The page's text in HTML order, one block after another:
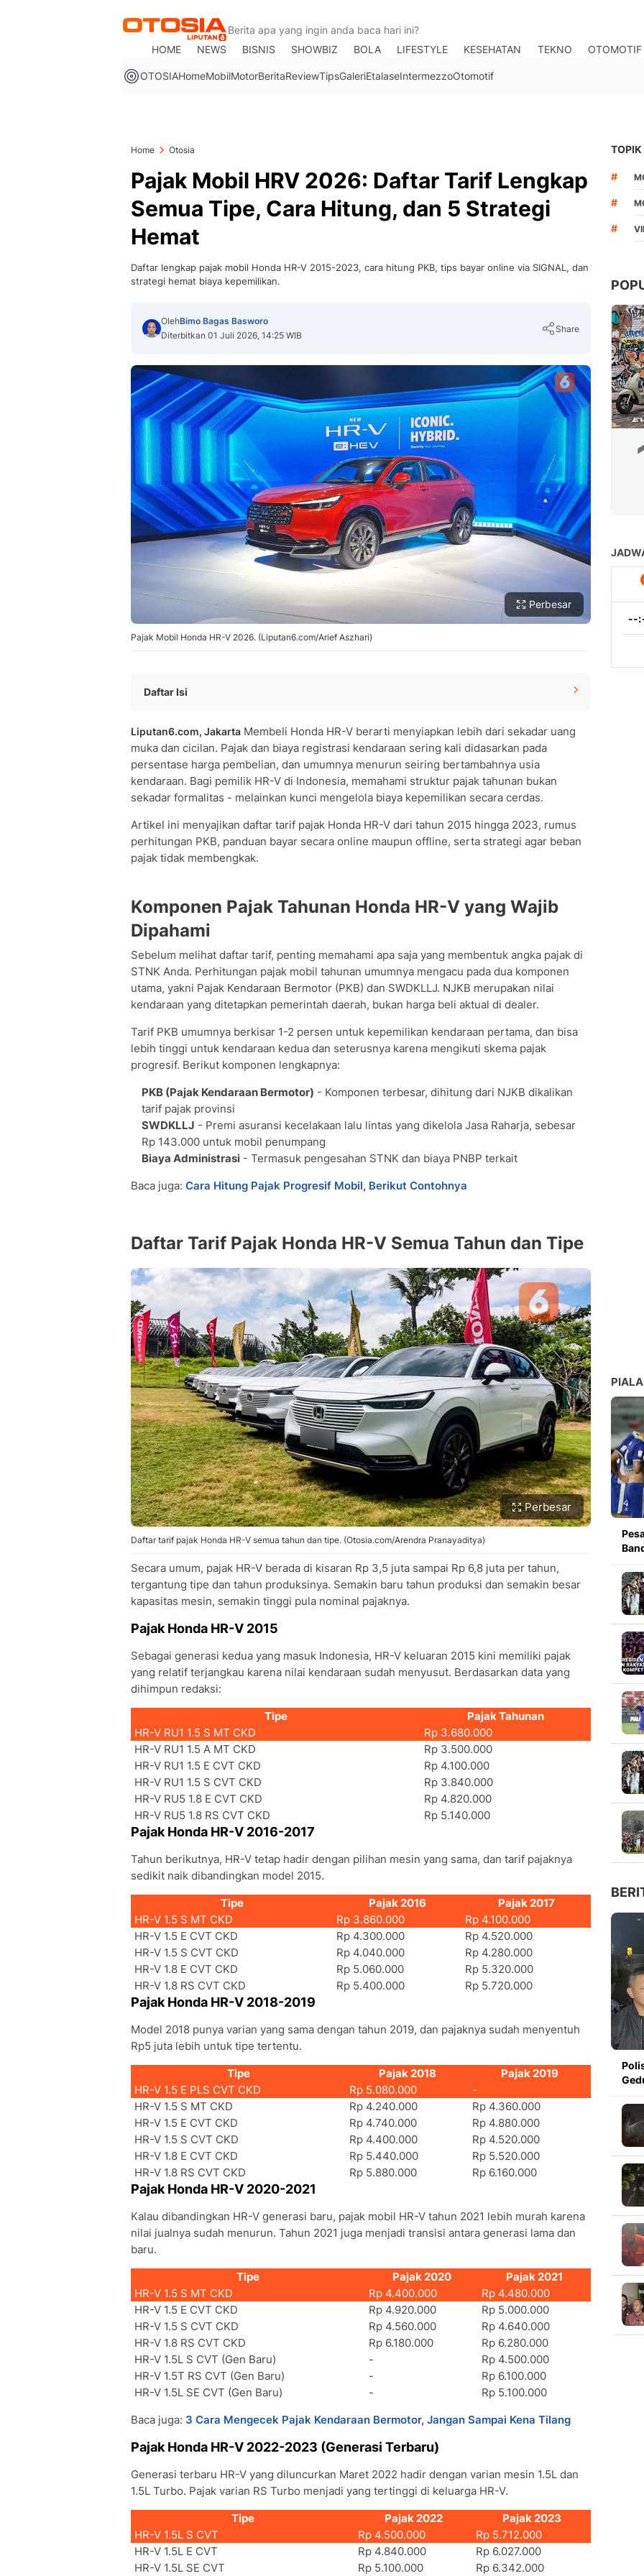
HOME
NEWS BISNIS SHOWBIZ BOLA LIFESTYLE KESEHATAN TEKNO OTOMOTIF
OTOSIAHomeMobilMotorBeritaReviewTipsGaleriEtalaseIntermezzoOtomotif
Home Otosia
Pajak Mobil HRV 2026: Daftar Tarif Lengkap
Semua Tipe, Cara Hitung, dan 5 Strategi
Hemat
Daftar lengkap pajak mobil Honda HR-V 2015-2023, cara hitung PKB, tips bayar online via SIGNAL, dan
strategi hemat biaya kepemilikan.
OlehBimo Bagas Basworo
Diterbitkan 01 Juli 2026, 14:25 WIB
Share
Copy Link
Perbesar
Pajak Mobil Honda HR-V 2026. (Liputan6.com/Arief Aszhari)
Daftar Isi
Daftar Tarif Pajak Honda HR-V Semua Tahun dan Tipe
• Pajak Honda HR-V 2015
• Pajak Honda HR-V 2016-2017
• Pajak Honda HR-V 2018-2019
• Pajak Honda HR-V 2020-2021
• Pajak Honda HR-V 2022-2023 (Generasi Terbaru)
Cara Menghitung Pajak Honda HR-V Secara Mandiri
Dampak Pajak Progresif terhadap Pemilik HR-V
Total Biaya Kepemilikan: Pajak Hanya Satu Bagian
Cara Bayar Pajak Honda HR-V Tanpa Ribet
• Melalui Aplikasi SIGNAL (Samsat Digital Nasional)
• Via Tokopedia, GoPay, atau E-wallet Lainnya
• Langsung di Kantor Samsat
• Samsat Drive Thru atau Keliling
• Melalui E-Samsat Daerah
Denda Telat Bayar Pajak: Jangan Sampai Terkena
Strategi Hemat Biaya Pajak Honda HR-V
• Pilih Varian Mesin 1.5L Non-Turbo
• Manfaatkan Program Pemutihan Pajak
• Bayar Pajak Tepat Waktu, Hindari Denda
Cara Cek Pajak Honda HR-V Secara Online
Pertanyaan Seputar Pajak Mobil Honda HR-V 2026
• Berapa pajak mobil Honda HR-V per tahun?
• Apakah pajak Honda HR-V termasuk mahal dibanding SUV lain di kelasnya?
Liputan6.com, Jakarta Membeli Honda HR-V berarti menyiapkan lebih dari sekadar uang
muka dan cicilan. Pajak dan biaya registrasi kendaraan sering kali didasarkan pada
persentase harga pembelian, dan umumnya menurun seiring bertambahnya usia
kendaraan. Bagi pemilik HR-V di Indonesia, memahami struktur pajak tahunan bukan
sekadar formalitas - melainkan kunci mengelola biaya kepemilikan secara cerdas.
Artikel ini menyajikan daftar tarif pajak Honda HR-V dari tahun 2015 hingga 2023, rumus
perhitungan PKB, panduan bayar secara online maupun offline, serta strategi agar beban
pajak tidak membengkak.
Komponen Pajak Tahunan Honda HR-V yang Wajib
Dipahami
Sebelum melihat daftar tarif, penting memahami apa saja yang membentuk angka pajak di
STNK Anda. Perhitungan pajak mobil tahunan umumnya mengacu pada dua komponen
utama, yakni Pajak Kendaraan Bermotor (PKB) dan SWDKLLJ. NJKB merupakan nilai
kendaraan yang ditetapkan pemerintah daerah, bukan harga beli aktual di dealer.
Tarif PKB umumnya berkisar 1-2 persen untuk kepemilikan kendaraan pertama, dan bisa
lebih tinggi untuk kendaraan kedua dan seterusnya karena mengikuti skema pajak
progresif. Berikut komponen lengkapnya:
PKB (Pajak Kendaraan Bermotor) - Komponen terbesar, dihitung dari NJKB dikalikan
tarif pajak provinsi
SWDKLLJ - Premi asuransi kecelakaan lalu lintas yang dikelola Jasa Raharja, sebesar
Rp 143.000 untuk mobil penumpang
Biaya Administrasi - Termasuk pengesahan STNK dan biaya PNBP terkait
Baca juga: Cara Hitung Pajak Progresif Mobil, Berikut Contohnya
Daftar Tarif Pajak Honda HR-V Semua Tahun dan Tipe
Perbesar
Daftar tarif pajak Honda HR-V semua tahun dan tipe. (Otosia.com/Arendra Pranayaditya)
Secara umum, pajak HR-V berada di kisaran Rp 3,5 juta sampai Rp 6,8 juta per tahun,
tergantung tipe dan tahun produksinya. Semakin baru tahun produksi dan semakin besar
kapasitas mesin, semakin tinggi pula nominal pajaknya.
Pajak Honda HR-V 2015
Sebagai generasi kedua yang masuk Indonesia, HR-V keluaran 2015 kini memiliki pajak
yang relatif terjangkau karena nilai kendaraan sudah menyusut. Berdasarkan data yang
dihimpun redaksi:
Tipe
Pajak Tahunan
HR-V RU1 1.5 S MT CKD
Rp 3.680.000
HR-V RU1 1.5 A MT CKD
Rp 3.500.000
HR-V RU1 1.5 E CVT CKD
Rp 4.100.000
HR-V RU1 1.5 S CVT CKD
Rp 3.840.000
HR-V RU5 1.8 E CVT CKD
Rp 4.820.000
HR-V RU5 1.8 RS CVT CKD
Rp 5.140.000
Pajak Honda HR-V 2016-2017
Tahun berikutnya, HR-V tetap hadir dengan pilihan mesin yang sama, dan tarif pajaknya
sedikit naik dibandingkan model 2015.
Tipe
Pajak 2016
Pajak 2017
HR-V 1.5 S MT CKD
Rp 3.860.000
Rp 4.100.000
HR-V 1.5 E CVT CKD
Rp 4.300.000
Rp 4.520.000
HR-V 1.5 S CVT CKD
Rp 4.040.000
Rp 4.280.000
HR-V 1.8 E CVT CKD
Rp 5.060.000
Rp 5.320.000
HR-V 1.8 RS CVT CKD
Rp 5.400.000 Rp 5.720.000
Pajak Honda HR-V 2018-2019
Model 2018 punya varian yang sama dengan tahun 2019, dan pajaknya sudah menyentuh
Rp5 juta lebih untuk tipe tertentu.
Tipe
Pajak 2018
Pajak 2019
HR-V 1.5 E PLS CVT CKD
Rp 5.080.000
-
HR-V 1.5 S MT CKD
Rp 4.240.000
Rp 4.360.000
HR-V 1.5 E CVT CKD
Rp 4.740.000
Rp 4.880.000
HR-V 1.5 S CVT CKD
Rp 4.400.000
Rp 4.520.000
HR-V 1.8 E CVT CKD
Rp 5.440.000
Rp 5.520.000
HR-V 1.8 RS CVT CKD
Rp 5.880.000 Rp 6.160.000
Pajak Honda HR-V 2020-2021
Kalau dibandingkan HR-V generasi baru, pajak mobil HR-V tahun 2021 lebih murah karena
nilai jualnya sudah menurun. Tahun 2021 juga menjadi transisi antara generasi lama dan
baru.
Tipe
Pajak 2020
Pajak 2021
HR-V 1.5 S MT CKD
Rp 4.400.000
Rp 4.480.000
HR-V 1.5 E CVT CKD
Rp 4.920.000
Rp 5.000.000
HR-V 1.5 S CVT CKD
Rp 4.560.000
Rp 4.640.000
HR-V 1.8 RS CVT CKD
Rp 6.180.000
Rp 6.280.000
HR-V 1.5L S CVT (Gen Baru)
-
Rp 4.500.000
HR-V 1.5T RS CVT (Gen Baru)
-
Rp 6.100.000
HR-V 1.5L SE CVT (Gen Baru)
-
Rp 5.100.000
Baca juga: 3 Cara Mengecek Pajak Kendaraan Bermotor, Jangan Sampai Kena Tilang
Pajak Honda HR-V 2022-2023 (Generasi Terbaru)
Generasi terbaru HR-V yang diluncurkan Maret 2022 hadir dengan varian mesin 1.5L dan
1.5L Turbo. Pajak varian RS Turbo menjadi yang tertinggi di keluarga HR-V.
Tipe
Pajak 2022
Pajak 2023
HR-V 1.5L S CVT
Rp 4.500.000
Rp 5.712.000
HR-V 1.5L E CVT
Rp 4.840.000
Rp 6.027.000
HR-V 1.5L SE CVT
Rp 5.100.000 Rp 6.342.000
TOPIK
#
#
#